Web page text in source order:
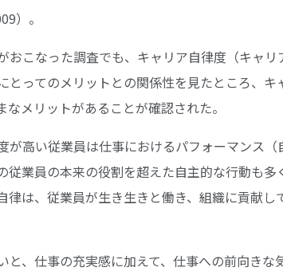
）。
おこなった調査でも、キャリア自律度（キャ
とってのメリットとの関係性を見たところ、
メリットがあることが確認された。
が高い従業員は仕事におけるパフォーマンス
従業員の本来の役割を超えた自主的な行動も
律は、従業員が生き生きと働き、組織に貢献
と、仕事の充実感に加えて、仕事への前向き